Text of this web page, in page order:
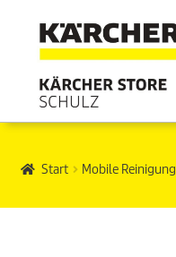
Start Mobile Reinigung